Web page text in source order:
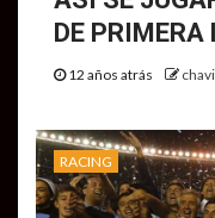
DE
12 años atrás
RACING